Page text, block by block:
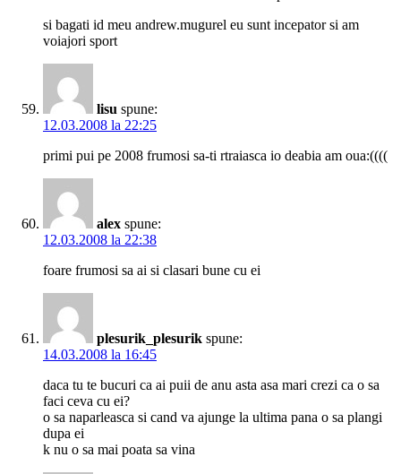
si bagati id meu andrew.mugurel eu sunt incepator si am
voiajori sport
lisu spune:
12.03.2008 la 22:25
primi pui pe 2008 frumosi sa-ti rtraiasca io deabia am oua:((((
alex spune:
12.03.2008 la 22:38
foare frumosi sa ai si clasari bune cu ei
plesurik_plesurik spune:
14.03.2008 la 16:45
daca tu te bucuri ca ai puii de anu asta asa mari crezi ca o sa
faci ceva cu ei?
o sa naparleasca si cand va ajunge la ultima pana o sa plangi
dupa ei
k nu o sa mai poata sa vina